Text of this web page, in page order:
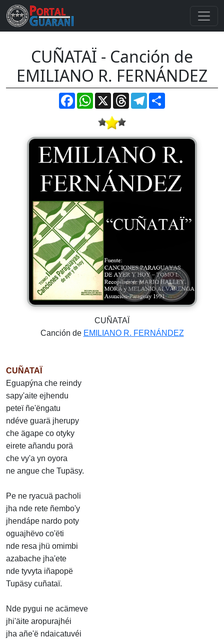
CUÑATAÏ - Canción de
EMILIANO R. FERNÁNDEZ
FacebookWhatsApp
X ThreadsTelegram
CUÑATAÏ
Canción de EMILIANO R. FERNÁNDEZ
CUÑATAÏ
Eguapýna che reindy
sapy'aite ejhendu
peteï ñe'ëngatu
ndéve guarä jherupy
che ägape co otyky
eirete añandu porä
che vy'a yn oyora
ne angue che Tupäsy.
Pe ne ryacuä pacholi
jha nde rete ñembo'y
jhendápe nardo poty
oguajhëvo co'ëti
nde resa jhü omimbi
azabache jha'ete
nde tyvyta iñapopë
Tupäsy cuñataï.
Nde pygui ne acämeve
jhi'äite aropurajhéi
jha añe'ë ndaicatuvéi